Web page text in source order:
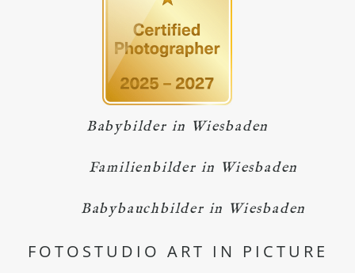
Babybilder in Wiesbaden
Familienbilder in Wiesbaden
Babybauchbilder in Wiesbaden
FOTOSTUDIO ART IN PICTURE